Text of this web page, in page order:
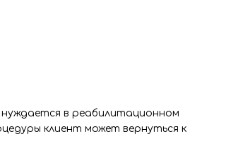
в реабилитационном
клиент может вернуться к